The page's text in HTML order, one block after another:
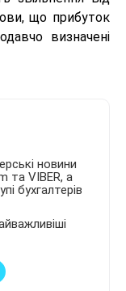
що прибуток
визначені
новини
та VIBER, а
бухгалтерів